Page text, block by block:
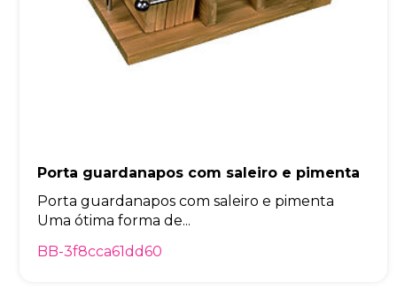
Porta guardanapos com saleiro e pimenta
Porta guardanapos com saleiro e pimenta
Uma ótima forma de...
BB-3f8cca61dd60